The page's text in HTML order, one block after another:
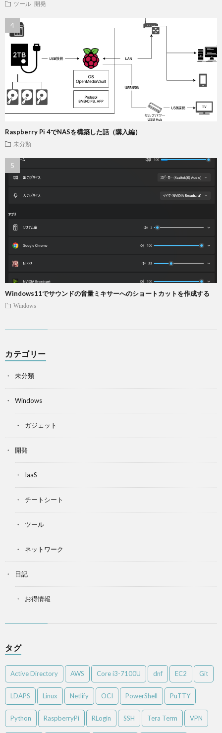
ツール 開発
Raspberry Pi 4でNASを構築した話（購入編）
未分類
Windows11でサウンドの音量ミキサーへのショートカットを作成する
Windows
カテゴリー
未分類
Windows
ガジェット
開発
IaaS
チートシート
ツール
ネットワーク
日記
お得情報
タグ
Active Directory AWS Core i3-7100U dnf EC2 Git
LDAPS Linux Netlify OCI PowerShell PuTTY
Python RaspberryPi RLogin SSH Tera Term VPN